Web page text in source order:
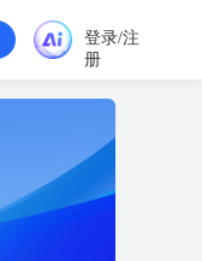
登录/注
册